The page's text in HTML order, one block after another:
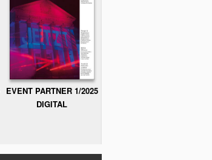
EVENT PARTNER 1/2025
DIGITAL